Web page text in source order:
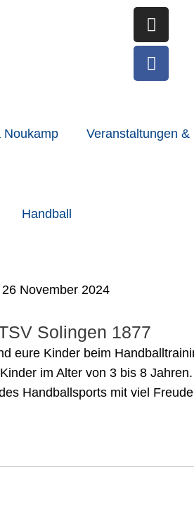
Noukamp Veranstaltungen &
Handball
26 November 2024
Solingen 1877
eure Kinder beim
im Alter von 3 bis 8
Handballsports mit viel